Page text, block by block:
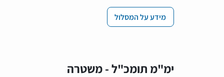
מידע על המסלול
ימ"מ תומכ"ל - משטרה